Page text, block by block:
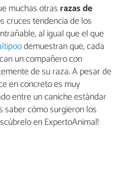
muchas otrasrazas de
cruces tendencia de los
al igual que el que
demuestran que, cada
un compañero con
de su raza. A pesar de
en concreto es muy
entre un caniche estándar
saber cómo surgieron los
en ExpertoAnimal!